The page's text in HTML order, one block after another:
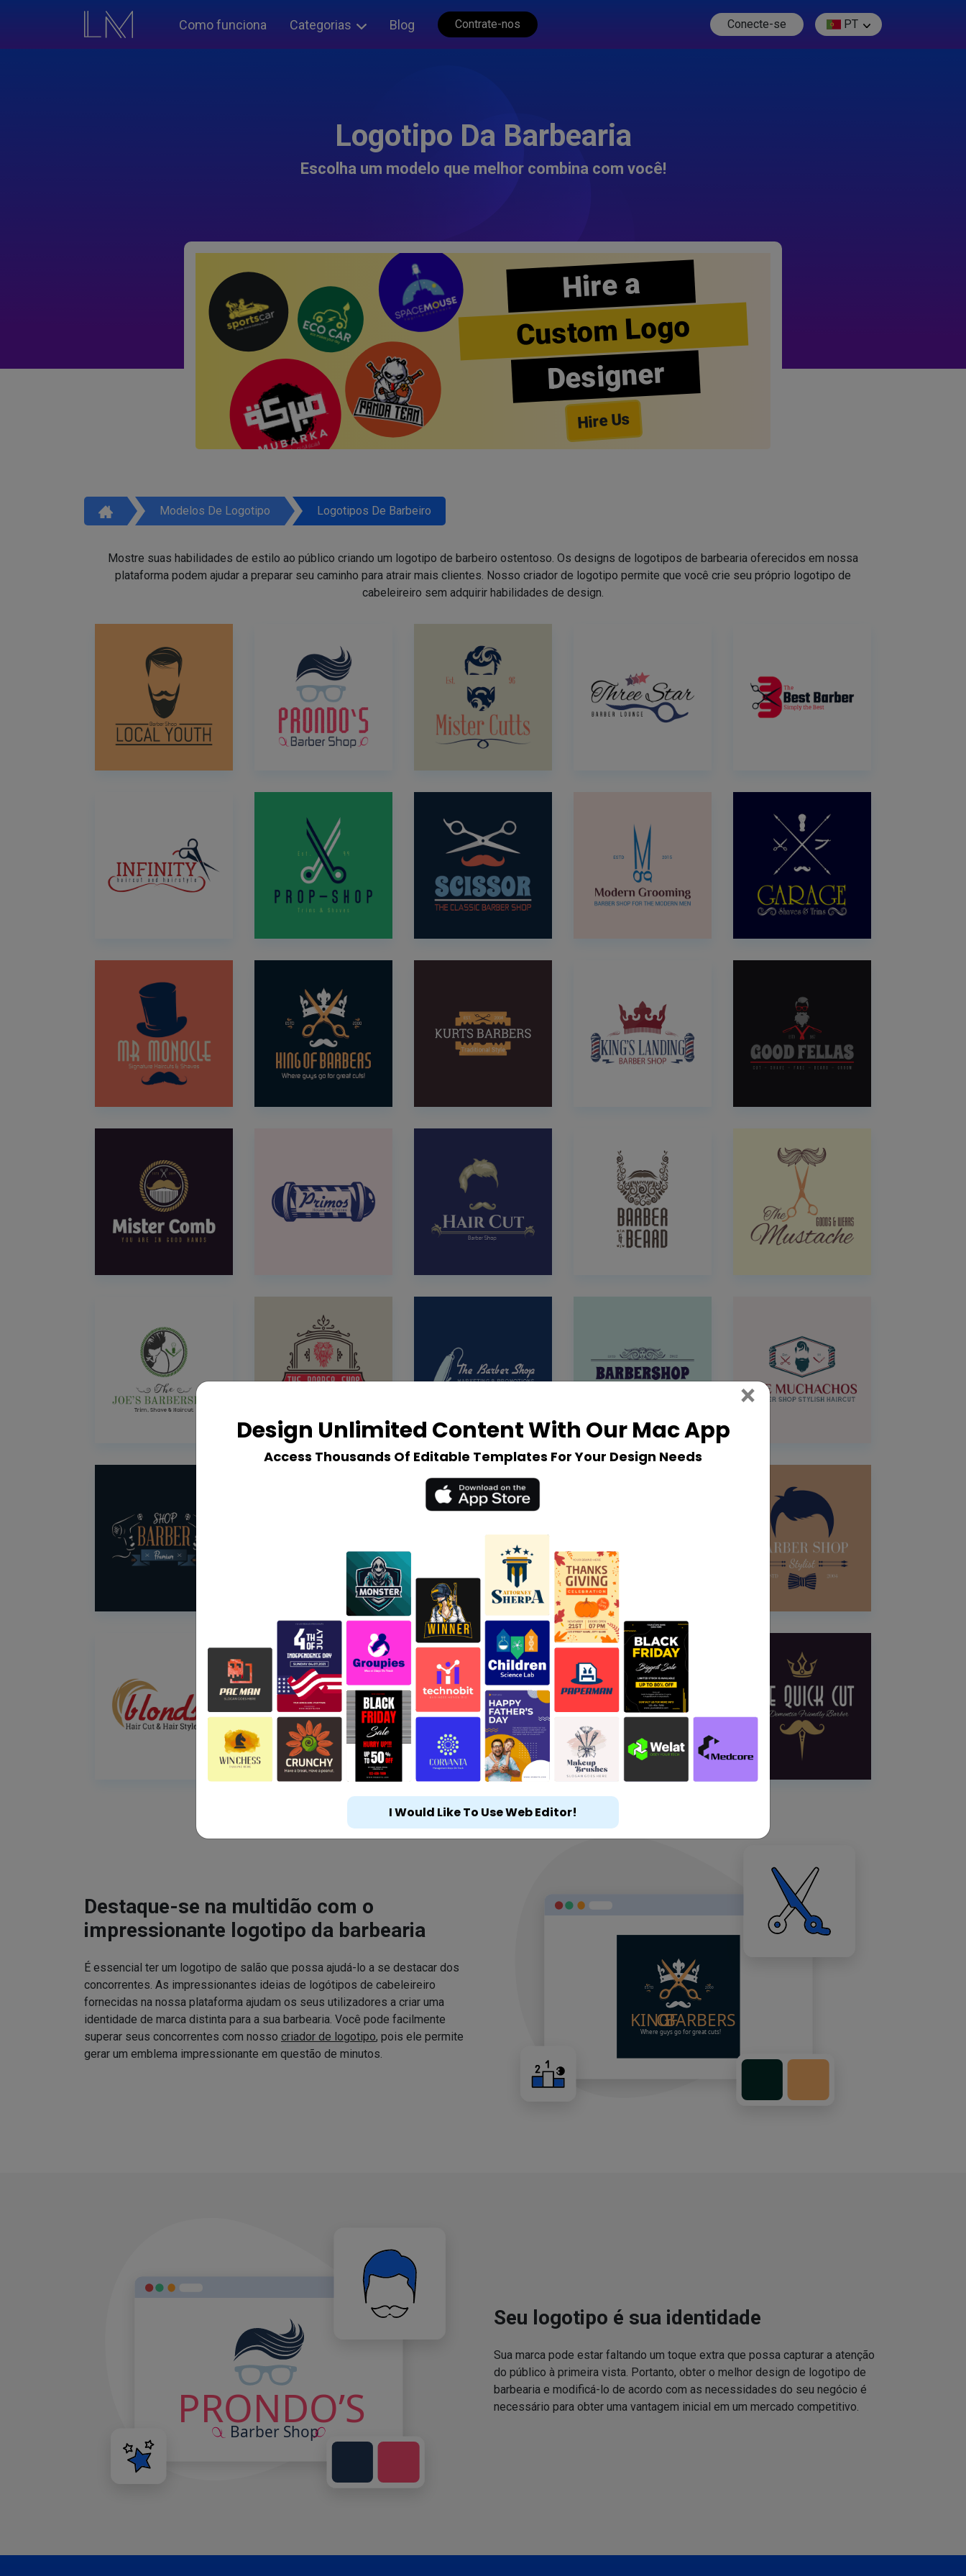
Como funciona Categorias Blog Contrate-nos Conecte-se PT
Logotipo Da Barbearia
Escolha um modelo que melhor combina com você!
Hire a
Custom Logo
Designer
Hire Us
Modelos De Logotipo Logotipos De Barbeiro
Mostre suas habilidades de estilo ao público criando um logotipo de barbeiro ostentoso. Os designs de logotipos de barbearia oferecidos em nossa
plataforma podem ajudar a preparar seu caminho para atrair mais clientes. Nosso criador de logotipo permite que você crie seu próprio logotipo de
cabeleireiro sem adquirir habilidades de design.
Destaque-se na multidão com o
impressionante logotipo da barbearia
É essencial ter um logotipo de salão que possa ajudá-lo a se destacar dos
concorrentes. As impressionantes ideias de logótipos de cabeleireiro
fornecidas na nossa plataforma ajudam os seus utilizadores a criar uma
identidade de marca distinta para a sua barbearia. Você pode facilmente
superar seus concorrentes com nosso criador de logotipo, pois ele permite
gerar um emblema impressionante em questão de minutos.
Seu logotipo é sua identidade
Sua marca pode estar faltando um toque extra que possa capturar a atenção
do público à primeira vista. Portanto, obter o melhor design de logotipo de
barbearia e modificá-lo de acordo com as necessidades do seu negócio é
necessário para obter uma vantagem inicial em um mercado competitivo.
Design Unlimited Content With Our Mac App
Access Thousands Of Editable Templates For Your Design Needs
× Close
I Would Like To Use Web Editor!